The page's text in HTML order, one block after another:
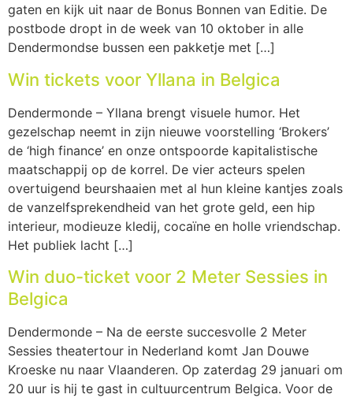
gaten en kijk uit naar de Bonus Bonnen van Editie. De
postbode dropt in de week van 10 oktober in alle
Dendermondse bussen een pakketje met […]
Win tickets voor Yllana in Belgica
Dendermonde – Yllana brengt visuele humor. Het
gezelschap neemt in zijn nieuwe voorstelling ‘Brokers’
de ‘high finance’ en onze ontspoorde kapitalistische
maatschappij op de korrel. De vier acteurs spelen
overtuigend beurshaaien met al hun kleine kantjes zoals
de vanzelfsprekendheid van het grote geld, een hip
interieur, modieuze kledij, cocaïne en holle vriendschap.
Het publiek lacht […]
Win duo-ticket voor 2 Meter Sessies in
Belgica
Dendermonde – Na de eerste succesvolle 2 Meter
Sessies theatertour in Nederland komt Jan Douwe
Kroeske nu naar Vlaanderen. Op zaterdag 29 januari om
20 uur is hij te gast in cultuurcentrum Belgica. Voor de